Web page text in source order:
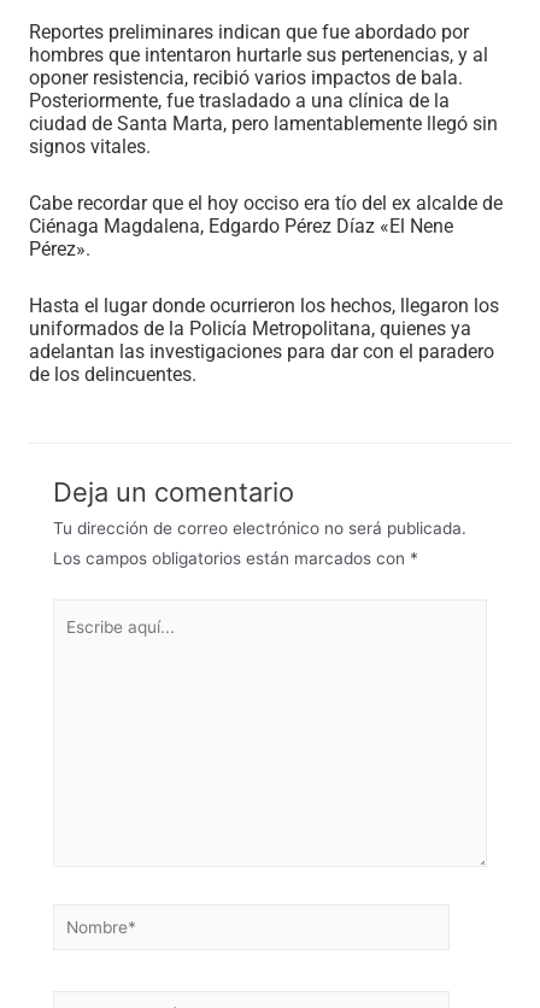
Reportes preliminares indican que fue abordado por
hombres que intentaron hurtarle sus pertenencias, y al
oponer resistencia, recibió varios impactos de bala.
Posteriormente, fue trasladado a una clínica de la
ciudad de Santa Marta, pero lamentablemente llegó sin
signos vitales.
Cabe recordar que el hoy occiso era tío del ex alcalde de
Ciénaga Magdalena, Edgardo Pérez Díaz «El Nene
Pérez».
Hasta el lugar donde ocurrieron los hechos, llegaron los
uniformados de la Policía Metropolitana, quienes ya
adelantan las investigaciones para dar con el paradero
de los delincuentes.
Deja un comentario
Tu dirección de correo electrónico no será publicada.
Los campos obligatorios están marcados con *